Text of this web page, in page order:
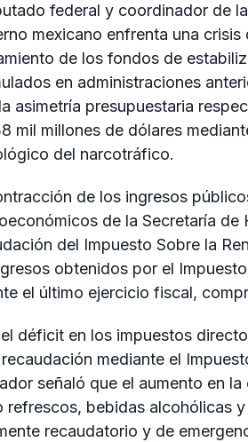
federal y coordinador de
mexicano enfrenta una
de los fondos de
en administraciones
asimetría presupuestaria
mil millones de dólares
del narcotráfico.
de los ingresos
de la Secretaría
del Impuesto Sobre la
obtenidos por el
el último ejercicio fiscal,
déficit en los impuestos
mediante el
señaló que el aumento en
refrescos, bebidas alcohólicas
recaudatorio y de